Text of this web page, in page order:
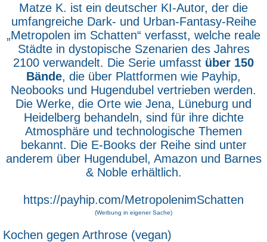
Matze K. ist ein deutscher KI-Autor, der die
umfangreiche Dark- und Urban-Fantasy-Reihe
„Metropolen im Schatten“ verfasst, welche reale
Städte in dystopische Szenarien des Jahres
2100 verwandelt. Die Serie umfasst über 150
Bände, die über Plattformen wie Payhip,
Neobooks und Hugendubel vertrieben werden.
Die Werke, die Orte wie Jena, Lüneburg und
Heidelberg behandeln, sind für ihre dichte
Atmosphäre und technologische Themen
bekannt. Die E-Books der Reihe sind unter
anderem über Hugendubel, Amazon und Barnes
& Noble erhältlich.
https://payhip.com/MetropolenimSchatten
(Werbung in eigener Sache)
Kochen gegen Arthrose (vegan)